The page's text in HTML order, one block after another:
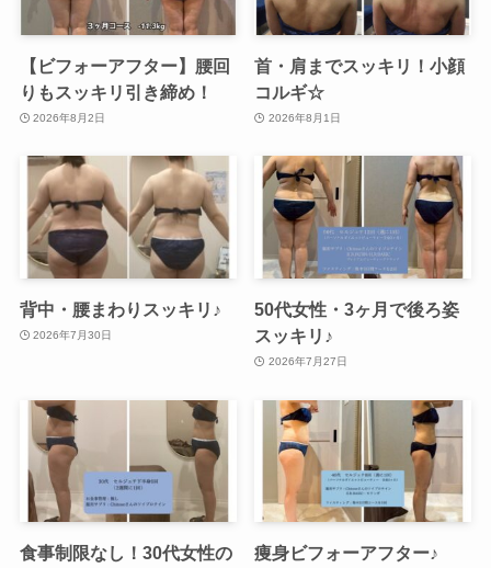
【ビフォーアフター】腰回
りもスッキリ引き締め！
2026年8月2日
首・肩までスッキリ！小顔
コルギ☆
2026年8月1日
背中・腰まわりスッキリ♪
2026年7月30日
50代女性・3ヶ月で後ろ姿
スッキリ♪
2026年7月27日
食事制限なし！30代女性の
痩身ビフォーアフター♪